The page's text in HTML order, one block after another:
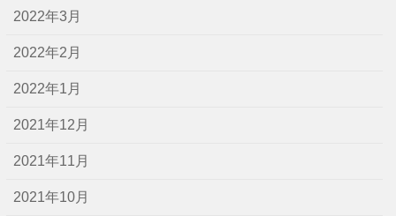
2022年3月
2022年2月
2022年1月
2021年12月
2021年11月
2021年10月